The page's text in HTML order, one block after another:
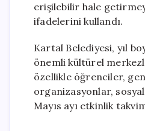
erişilebilir hale
ifadelerini kullandı.
Kartal Belediyesi, yıl
önemli kültürel
özellikle öğrenciler,
organizasyonlar,
Mayıs ayı etkinlik